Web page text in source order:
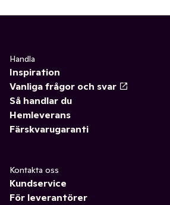
Handla
Inspiration
Vanliga frågor och svar
Så handlar du
Hemleverans
Färskvarugaranti
Kontakta oss
Kundservice
För leverantörer